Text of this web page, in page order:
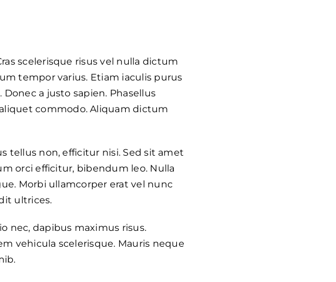
scelerisque risus vel nulla dictum
tempor varius. Etiam iaculis purus
a justo sapien. Phasellus
commodo. Aliquam dictum
tellus non, efficitur nisi. Sed sit amet
orci efficitur, bibendum leo. Nulla
Morbi ullamcorper erat vel nunc
ultrices.
nec, dapibus maximus risus.
vehicula scelerisque. Mauris neque